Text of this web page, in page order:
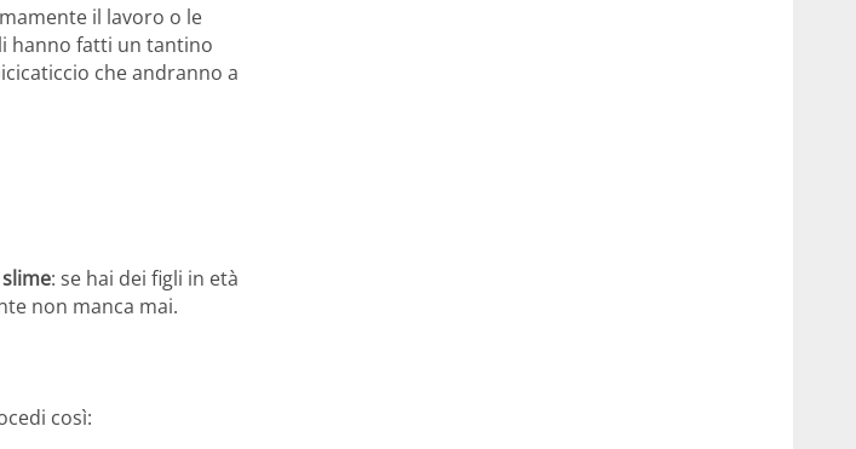
il lavoro o le
hanno fatti un tantino
che andranno a
: se hai dei figli in età
non manca mai.
così: